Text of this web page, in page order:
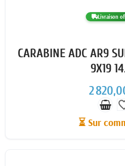
Livraison
CARABINE ADC AR9
9X19
2
⏳ Sur